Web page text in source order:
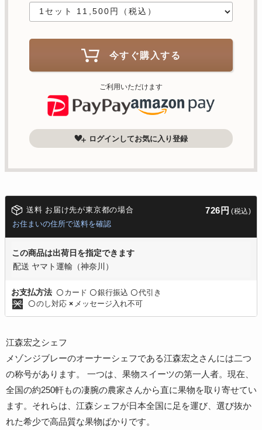
今すぐ購入する
ご利用いただけます
ログインしてお気に入り登録
送料 お届け先が東京都の場合 726円 (税込)
お住まいの住所で送料を確認
この商品は出荷日を指定できます
配送 ヤマト運輸（神奈川）
お支払方法 〇 カード 〇銀行振込 〇代引き
〇のし対応 × メッセージ入れ不可
江森宏之シェフ
メゾンジブレーのオーナーシェフである江森宏之さんには二つ
の称号があります。 一つは、果物スイーツの第一人者。現在、
全国の約250軒もの凄腕の農家さんから直に果物を取り寄せてい
ます。それらは、江森シェフが日本全国に足を運び、選び抜か
れた希少で高品質な果物ばかりです。